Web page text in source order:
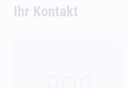
Ihr Kontakt